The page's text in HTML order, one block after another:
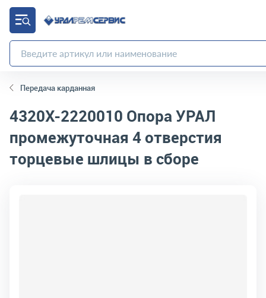
Передача карданная
4320Х-2220010 Опора УРАЛ
промежуточная 4 отверстия
торцевые шлицы в сборе